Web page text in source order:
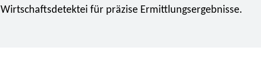
Wirtschaftsdetektei für präzise Ermittlungsergebnisse.